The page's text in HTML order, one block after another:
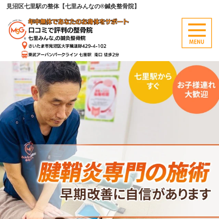
見沼区七里駅の整体【七里みんなの®鍼灸整骨院】